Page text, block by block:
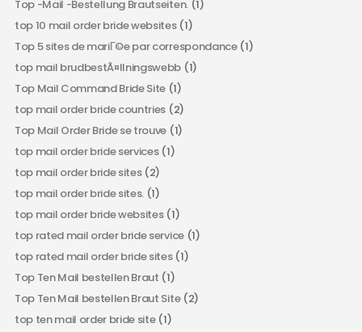
Top -Mail -Bestellung Brautseiten.(1)
top 10 mail order bride websites(1)
Top 5 sites de mariГ©e par correspondance(1)
top mail brudbestÃ¤llningswebb (1)
Top Mail Command Bride Site (1)
top mail order bride countries (2)
Top Mail Order Bride se trouve (1)
top mail order bride services(1)
top mail order bride sites(2)
top mail order bride sites. (1)
top mail order bride websites(1)
top rated mail order bride service(1)
top rated mail order bride sites(1)
Top Ten Mail bestellen Braut (1)
Top Ten Mail bestellen Braut Site(2)
top ten mail order bride site(1)